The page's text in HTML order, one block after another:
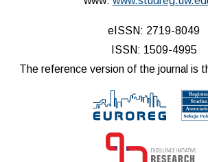
eISSN: 2719-8049
ISSN: 1509-4995
The reference version of the journal is